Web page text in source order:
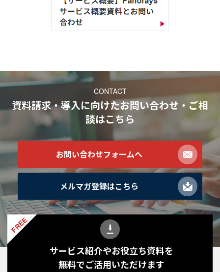
CONTACT
資料請求・導入に向けたお問い合わせ・ご相
談はこちら
お問い合わせフォームへ
メルマガ登録はこちら
FREE
サービス紹介やお役立ち資料を
無料でご活用いただけます